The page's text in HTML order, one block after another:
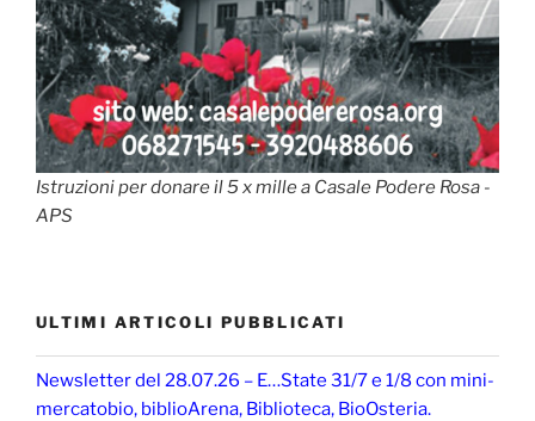
Istruzioni per donare il 5 x mille a Casale Podere Rosa -
APS
ULTIMI ARTICOLI PUBBLICATI
Newsletter del 28.07.26 – E…State 31/7 e 1/8 con mini-
mercatobio, biblioArena, Biblioteca, BioOsteria.